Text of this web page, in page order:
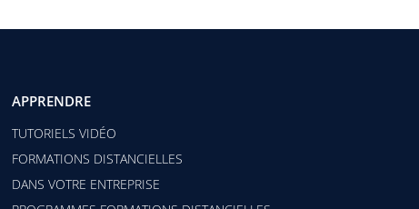
APPRENDRE
TUTORIELS VIDÉO
FORMATIONS DISTANCIELLES
DANS VOTRE ENTREPRISE